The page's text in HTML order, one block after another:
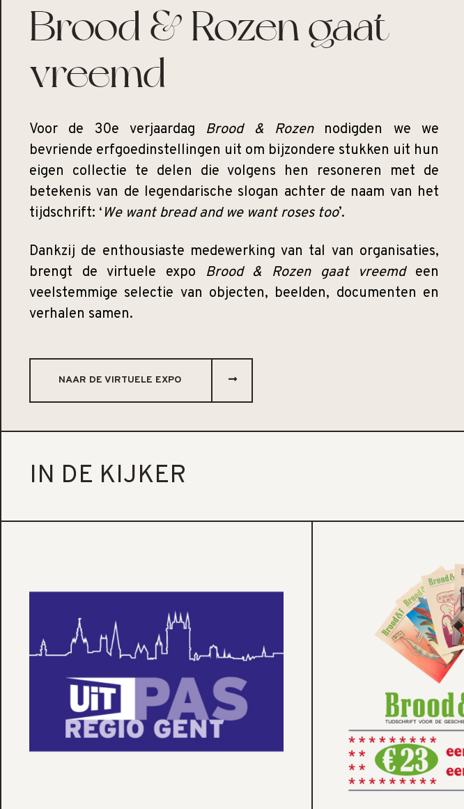
Brood & Rozen gaat
vreemd
Voor de 30e verjaardag Brood & Rozennodigden we we
bevriende erfgoedinstellingen uit om bijzondere stukken uit hun
eigen collectie te delen die volgens hen resoneren met de
betekenis van de legendarische slogan achter de naam van het
tijdschrift: ‘We want bread and we want roses too’.
Dankzij de enthousiaste medewerking van tal van organisaties,
brengt de virtuele expo Brood & Rozen gaat vreemdeen
veelstemmige selectie van objecten, beelden, documenten en
verhalen samen.
NAAR DE VIRTUELE EXPO
IN DE KIJKER